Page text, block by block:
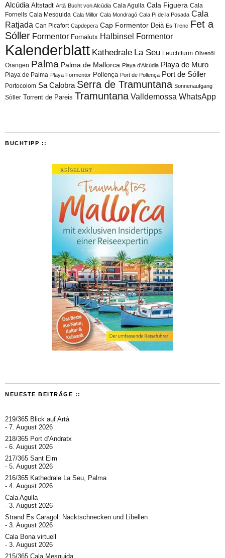
Alcúdia Altstadt Artà Bucht von Alcúdia Cala Agulla Cala Figuera Cala
Fornells Cala Mesquida Cala Millor Cala Mondragó Cala Pi de la Posada Cala
Ratjada Can Picafort Capdepera Cap Formentor Deià Es Trenc Fet a
Sóller Formentor Fornalutx Halbinsel Formentor
Kalenderblatt Kathedrale La Seu Leuchtturm Olivenöl
Orangen Palma Palma de Mallorca Playa d'Alcúdia Playa de Muro
Playa de Palma Playa Formentor Pollença Port de Pollença Port de Sóller
Portocolom Sa Calobra Serra de Tramuntana Sonnenaufgang
Sòller Torrent de Pareis Tramuntana Valldemossa WhatsApp
BUCHTIPP ::
NEUESTE BEITRÄGE ::
219/365 Blick auf Artà
7. August 2026
218/365 Port d’Andratx
6. August 2026
217/365 Sant Elm
5. August 2026
216/365 Kathedrale La Seu, Palma
4. August 2026
Cala Agulla
3. August 2026
Strand Es Caragol: Nacktschnecken und Libellen
3. August 2026
Cala Bona virtuell
3. August 2026
215/365 Cala Mesquida